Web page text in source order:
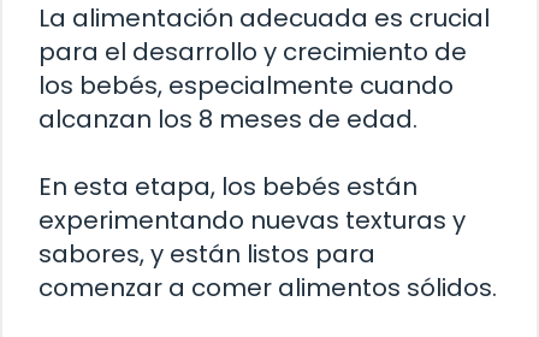
La alimentación adecuada es crucial
para el desarrollo y crecimiento de
los bebés, especialmente cuando
alcanzan los 8 meses de edad.
En esta etapa, los bebés están
experimentando nuevas texturas y
sabores, y están listos para
comenzar a comer alimentos sólidos.